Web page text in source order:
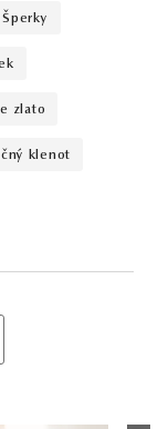
šperky
zlato
klenot